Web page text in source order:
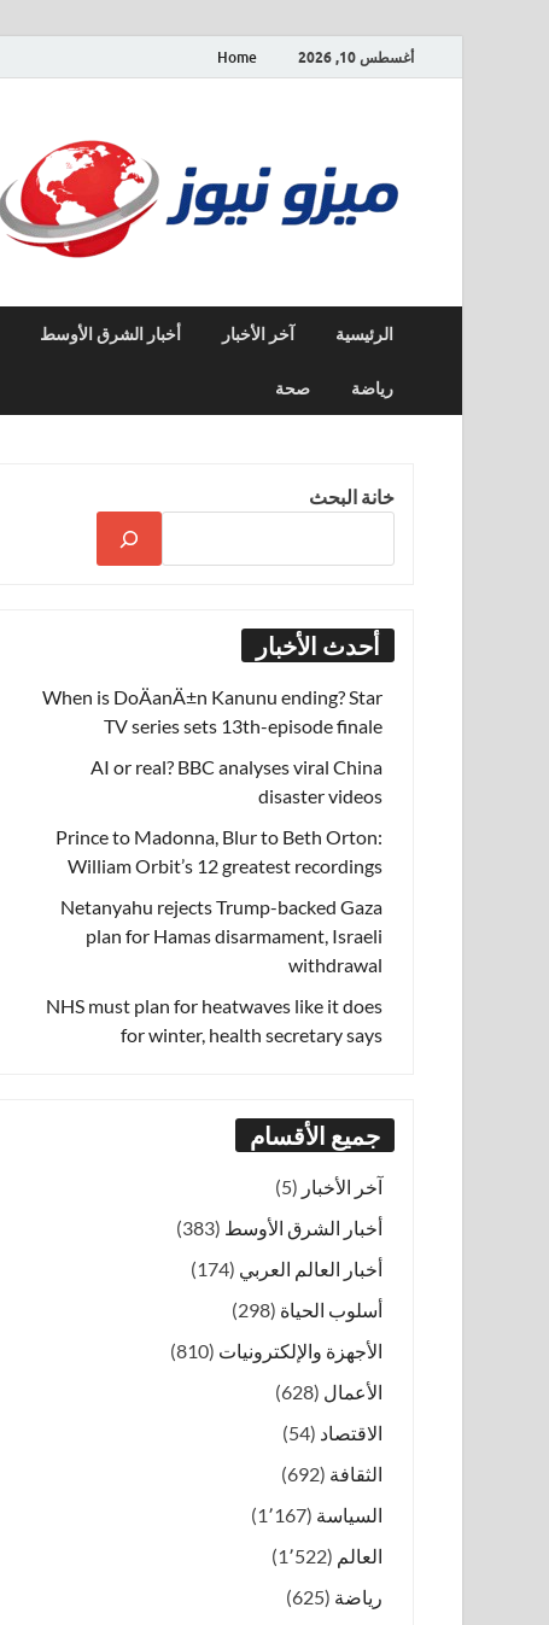
أغسطس 10, 2026 Home
الرئيسية آخر الأخبار أخبار الشرق الأوسط
رياضة صحة
خانة البحث
أحدث الأخبار
When is DoÄanÄ±n Kanunu ending? Star
TV series sets 13th-episode finale
AI or real? BBC analyses viral China
disaster videos
Prince to Madonna, Blur to Beth Orton:
William Orbit’s 12 greatest recordings
Netanyahu rejects Trump-backed Gaza
plan for Hamas disarmament, Israeli
withdrawal
NHS must plan for heatwaves like it does
for winter, health secretary says
جميع الأقسام
آخر الأخبار (5)
أخبار الشرق الأوسط (383)
أخبار العالم العربي (174)
أسلوب الحياة (298)
الأجهزة والإلكترونيات (810)
الأعمال (628)
الاقتصاد (54)
الثقافة (692)
السياسة (1٬167)
العالم (1٬522)
رياضة (625)